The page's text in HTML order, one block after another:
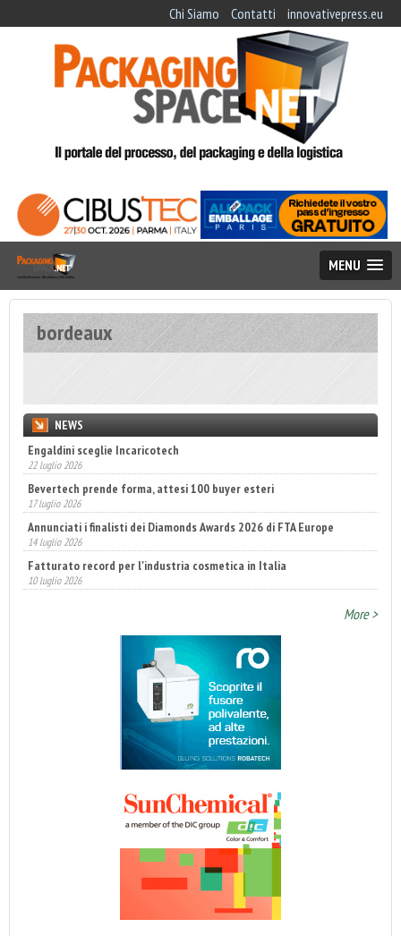
Chi Siamo Contatti innovativepress.eu
MENU
bordeaux
NEWS
Engaldini sceglie Incaricotech
22 luglio 2026
Bevertech prende forma, attesi 100 buyer esteri
17 luglio 2026
Annunciati i finalisti dei Diamonds Awards 2026 di FTA Europe
14 luglio 2026
Fatturato record per l'industria cosmetica in Italia
10 luglio 2026
More >